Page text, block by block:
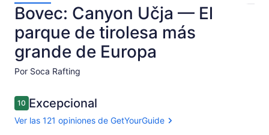
Bovec: Canyon Učja — El
parque de tirolesa más
grande de Europa
Por Soca Rafting
Opiniones
1010 de 10
Excepcional
Ver las 121 opiniones de GetYourGuide